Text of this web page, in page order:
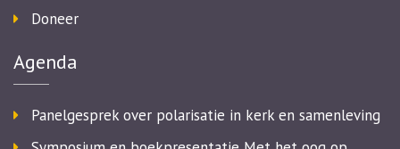
Doneer
Agenda
Panelgesprek over polarisatie in kerk en samenleving